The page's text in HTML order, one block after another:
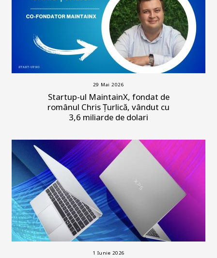
29 Mai 2026
Startup-ul MaintainX, fondat de
românul Chris Țurlică, vândut cu
3,6 miliarde de dolari
1 Iunie 2026